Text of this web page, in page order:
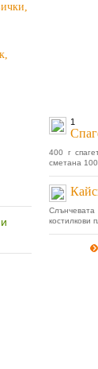
1
400 г
сметана 100
Слънчевата
костилкови